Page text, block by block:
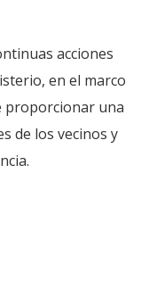
acciones
en el marco
proporcionar una
de los vecinos y